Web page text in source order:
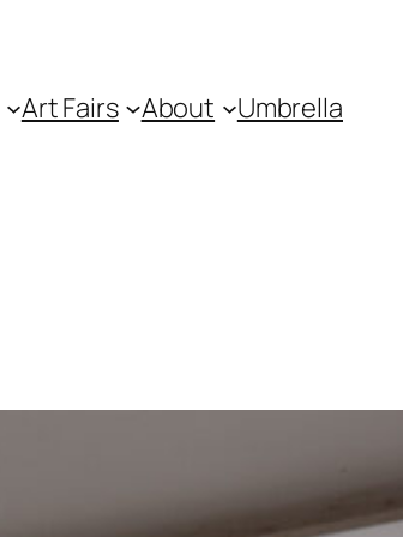
Art Fairs About Umbrella